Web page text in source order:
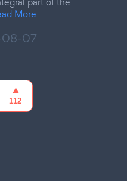
More
07